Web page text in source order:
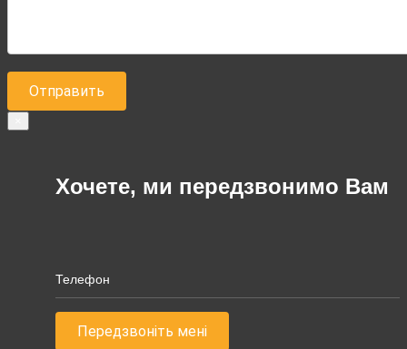
Хочете, ми передзвонимо Вам